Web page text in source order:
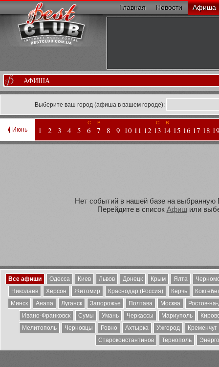
Главная Новости Афиша
АФИША
Выберите ваш город (афиша в вашем городе):
Июнь 1 2 3 4 5
С
6
В
7 8 9 10 11 12
С
13
В
14 15 16 17 18
Нет событий в нашей базе на выбранную
Перейдите в список Афиш или
Все афиши Одесса Киев Львов Донецк Крым Ялта
Николаев
Херсон Житомир Краснодар (Россия) Керчь
Минск
Анапа Луганск Запорожье Полтава Москва
Ростов-
Ивано-Франковск
Сумы Умань Черкассы Мариуполь
Мелитополь
Черновцы Ровно Ахтырка Ужгород
Кременчуг
Староконстантинов
Тернополь